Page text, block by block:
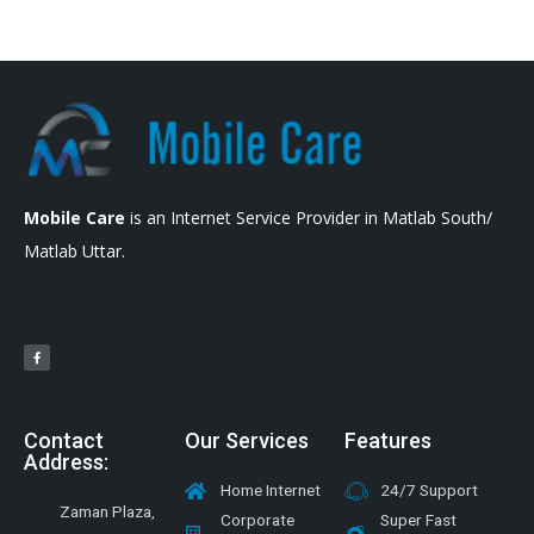
Mobile Care is an Internet Service Provider in Matlab South/
Matlab Uttar.
Contact
Address:
Zaman Plaza,
Our Services
Home Internet
Corporate
Features
24/7 Support
Super Fast